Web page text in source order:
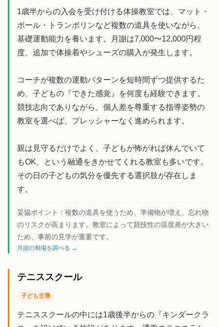
1歳半からの入会を受け付ける体操教室では、マット・
ボール・トランポリンなど複数の道具を使いながら、
基礎運動能力を養います。月謝は7,000〜12,000円程
度、追加で体操着やシューズの購入が発生します。
コーチが複数の運動パターンを短時間ずつ提供するた
め、子どもの『できた感覚』を何度も経験できます。
競技志向でありながら、個人差を尊重する指導姿勢の
教室を選べば、プレッシャーなく進められます。
親は見守るだけでよく、子どもが怖がれば休んでいて
もOK、という融通をきかせてくれる教室も多いです。
その日の子どもの気分を優先する選択肢が存在しま
す。
妥協ポイント： 複数の道具を使うため、準備物が増え、忘れ物
のリスクが高まります。教室によって競技性の温度差が大きい
ため、事前の見学が重要です。
月謝の相場を調べる →
テニススクール
子ども主導
テニススクールの中には1歳後半からの『キンダークラ